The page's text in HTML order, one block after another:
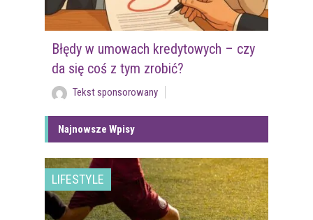
Błędy w umowach kredytowych – czy
da się coś z tym zrobić?
Tekst sponsorowany
Najnowsze Wpisy
LIFESTYLE